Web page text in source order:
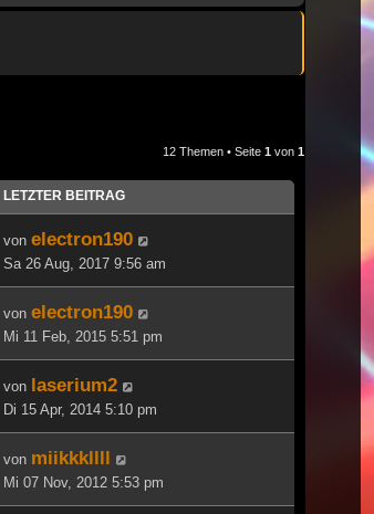
12 Themen • Seite 1 von 1
LETZTER BEITRAG
von electron190
Sa 26 Aug, 2017 9:56 am
von electron190
Mi 11 Feb, 2015 5:51 pm
von laserium2
Di 15 Apr, 2014 5:10 pm
von miikkkllll
Mi 07 Nov, 2012 5:53 pm